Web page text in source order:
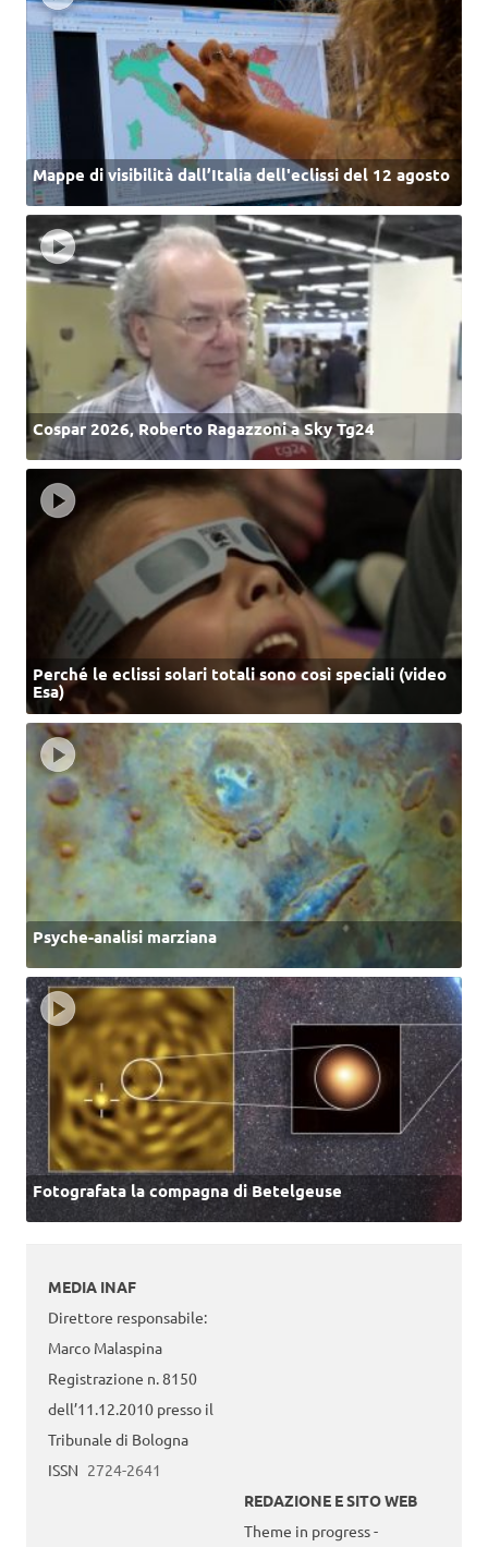
Mappe di visibilità dall’Italia dell'eclissi del 12 agosto
Cospar 2026, Roberto Ragazzoni a Sky Tg24
Perché le eclissi solari totali sono così speciali (video
Esa)
Psyche-analisi marziana
Fotografata la compagna di Betelgeuse
MEDIA INAF
Direttore responsabile:
Marco Malaspina
Registrazione n. 8150
dell’11.12.2010 presso il
Tribunale di Bologna
ISSN 2724-2641
REDAZIONE E SITO WEB
Theme in progress -